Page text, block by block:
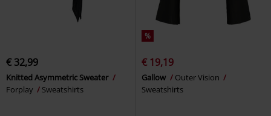
€ 32,99
Knitted Asymmetric Sweater
Forplay
Sweatshirts
%
€ 19,19
Gallow
Outer Vision
Sweatshirts